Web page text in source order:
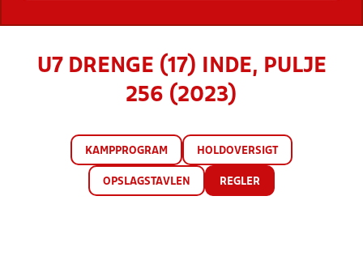
U7 DRENGE (17) INDE, PULJE
256 (2023)
KAMPPROGRAM HOLDOVERSIGT
OPSLAGSTAVLEN REGLER